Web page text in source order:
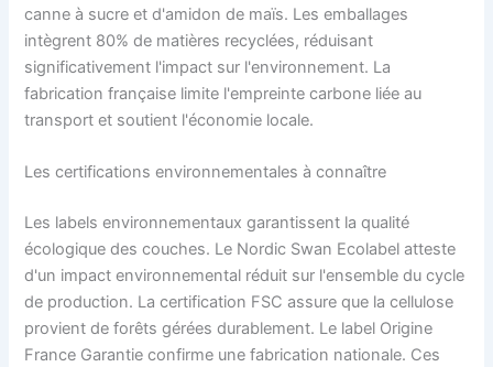
canne à sucre et d'amidon de maïs. Les emballages
intègrent 80% de matières recyclées, réduisant
significativement l'impact sur l'environnement. La
fabrication française limite l'empreinte carbone liée au
transport et soutient l'économie locale.
Les certifications environnementales à connaître
Les labels environnementaux garantissent la qualité
écologique des couches. Le Nordic Swan Ecolabel atteste
d'un impact environnemental réduit sur l'ensemble du cycle
de production. La certification FSC assure que la cellulose
provient de forêts gérées durablement. Le label Origine
France Garantie confirme une fabrication nationale. Ces